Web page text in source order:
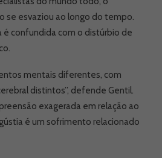
se esvaziou ao longo do tempo.
confundida com o distúrbio de
mentais diferentes, com
distintos”, defende Gentil.
exagerada em relação ao
é um sofrimento relacionado